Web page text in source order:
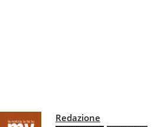
Redazione